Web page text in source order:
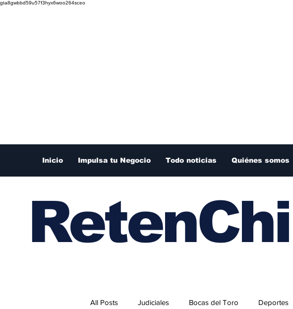
gta8gwbbd59u57f3hyx6woo264sceo
Inicio Impulsa tu Negocio Todo noticias Quiénes somos
All Posts Judiciales Bocas del Toro Deportes